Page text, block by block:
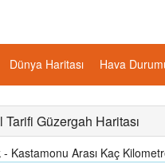
Dünya Haritası Hava
Güzergah Haritası
Kastamonu Arası Kaç